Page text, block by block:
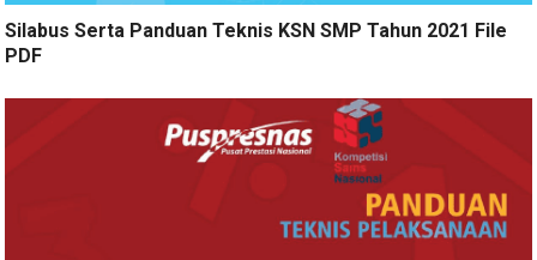
Silabus Serta Panduan Teknis KSN SMP Tahun 2021 File
PDF